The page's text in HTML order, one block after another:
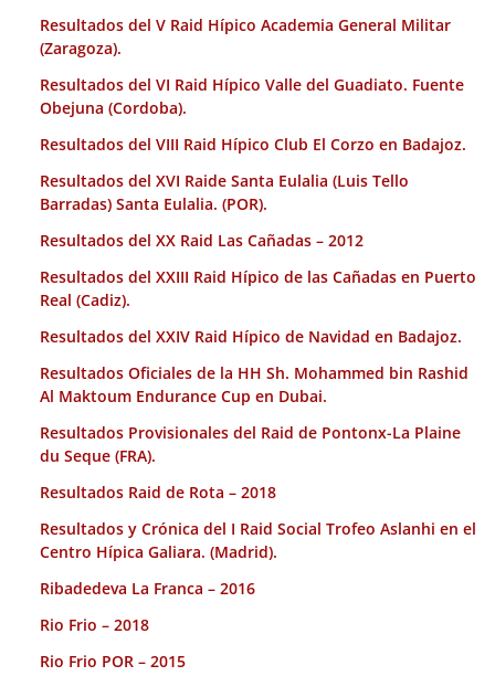
Resultados del V Raid Hípico Academia General Militar
(Zaragoza).
Resultados del VI Raid Hípico Valle del Guadiato. Fuente
Obejuna (Cordoba).
Resultados del VIII Raid Hípico Club El Corzo en Badajoz.
Resultados del XVI Raide Santa Eulalia (Luis Tello
Barradas) Santa Eulalia. (POR).
Resultados del XX Raid Las Cañadas – 2012
Resultados del XXIII Raid Hípico de las Cañadas en Puerto
Real (Cadiz).
Resultados del XXIV Raid Hípico de Navidad en Badajoz.
Resultados Oficiales de la HH Sh. Mohammed bin Rashid
Al Maktoum Endurance Cup en Dubai.
Resultados Provisionales del Raid de Pontonx-La Plaine
du Seque (FRA).
Resultados Raid de Rota – 2018
Resultados y Crónica del I Raid Social Trofeo Aslanhi en el
Centro Hípica Galiara. (Madrid).
Ribadedeva La Franca – 2016
Rio Frio – 2018
Rio Frio POR – 2015